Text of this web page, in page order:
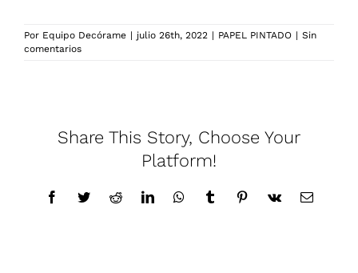
Por Equipo Decórame | julio 26th, 2022 | PAPEL PINTADO | Sin
comentarios
Share This Story, Choose Your
Platform!
FacebookTwitterRedditLinkedInWhatsAppTumblrPinterest
Vk
Correo